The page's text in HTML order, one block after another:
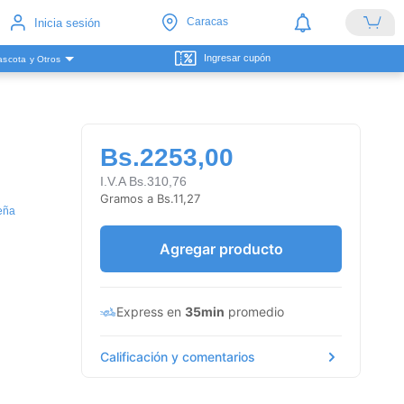
Inicia sesión Caracas
y Otros Ingresar cupón
Bs.2253,00
I.V.A Bs.310,76
Gramos a Bs.11,27
Agregar producto
Express en 35min promedio
Calificación y comentarios